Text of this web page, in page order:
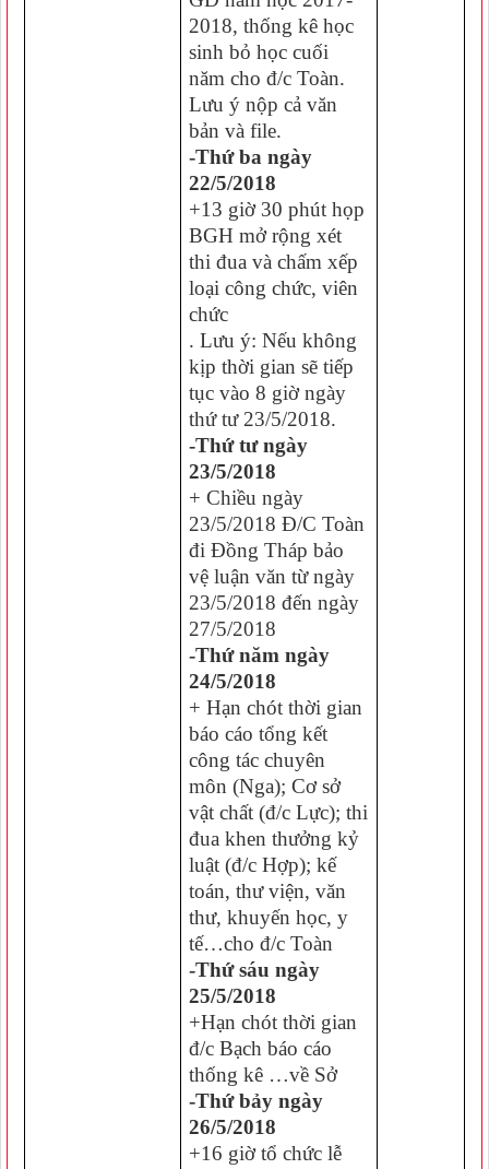
2018, thống kê học
sinh bỏ học cuối
năm cho đ/c Toàn.
Lưu ý nộp cả văn
bản và file.
-Thứ ba ngày
22/5/2018
+13 giờ 30 phút họp
BGH mở rộng xét
thi đua và chấm xếp
loại công chức, viên
chức
. Lưu ý: Nếu không
kịp thời gian sẽ tiếp
tục vào 8 giờ ngày
thứ tư 23/5/2018.
-Thứ tư ngày
23/5/2018
+ Chiều ngày
23/5/2018 Đ/C Toàn
đi Đồng Tháp bảo
vệ luận văn từ ngày
23/5/2018 đến ngày
27/5/2018
-Thứ năm ngày
24/5/2018
+ Hạn chót thời gian
báo cáo tổng kết
công tác chuyên
môn (Nga); Cơ sở
vật chất (đ/c Lực); thi
đua khen thưởng kỷ
luật (đ/c Hợp); kế
toán, thư viện, văn
thư, khuyến học, y
tế…cho đ/c Toàn
-Thứ sáu ngày
25/5/2018
+Hạn chót thời gian
đ/c Bạch báo cáo
thống kê …về Sở
-Thứ bảy ngày
26/5/2018
+16 giờ tổ chức lễ